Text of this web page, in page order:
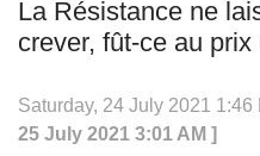
La Résistance ne
crever, fût-ce au
Saturday, 24 July 2021 1:46
25 July 2021 3:01 AM ]